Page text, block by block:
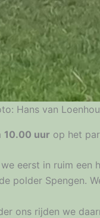
Hans van
10.00 uur op het
eerst in ruim
polder Spengen.
ons rijden we